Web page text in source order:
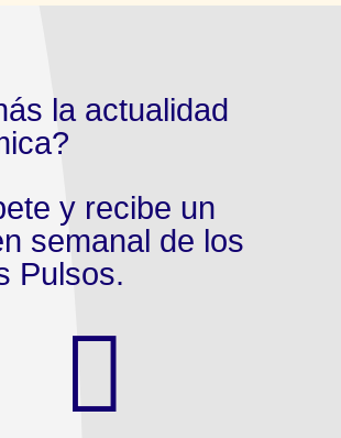
la actualidad
y recibe un
semanal de los
Pulsos.
